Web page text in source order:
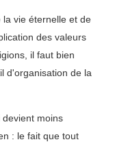
vie éternelle et de
des valeurs
il faut bien
d'organisation de la
moins
: le fait que tout